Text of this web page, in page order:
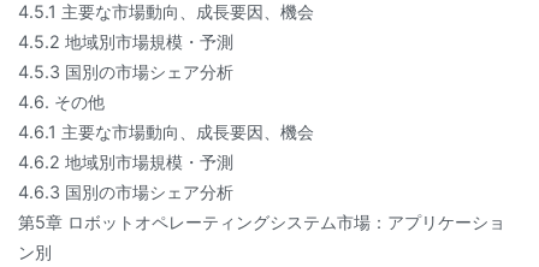
4.5.1 主要な市場動向、成長要因、機会
4.5.2 地域別市場規模・予測
4.5.3 国別の市場シェア分析
4.6. その他
4.6.1 主要な市場動向、成長要因、機会
4.6.2 地域別市場規模・予測
4.6.3 国別の市場シェア分析
第5章 ロボットオペレーティングシステム市場：アプリケーショ
ン別